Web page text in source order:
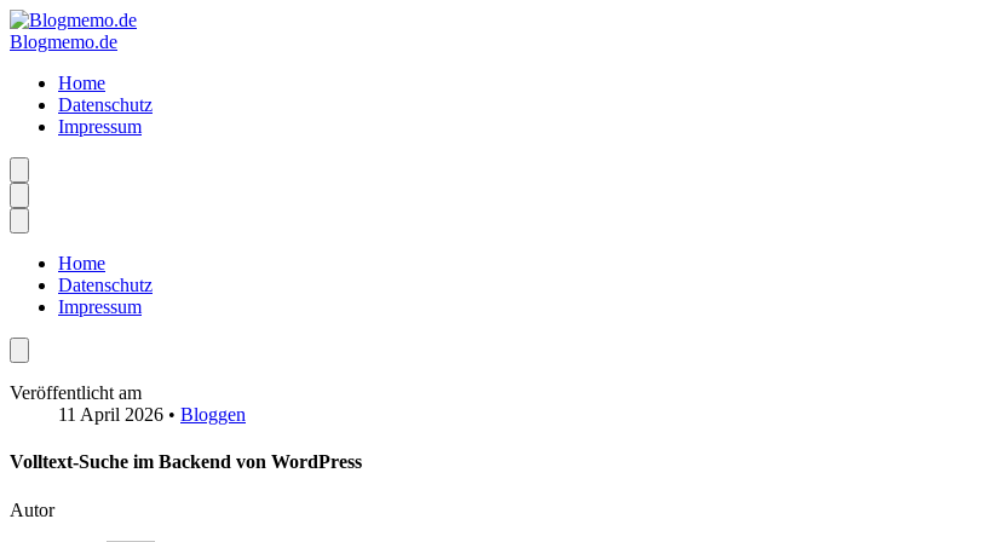
Blogmemo.de
Home
Datenschutz
Impressum
Home
Datenschutz
Impressum
Veröffentlicht am
11 April 2026 • Bloggen
Volltext-Suche im Backend von WordPress
Autor